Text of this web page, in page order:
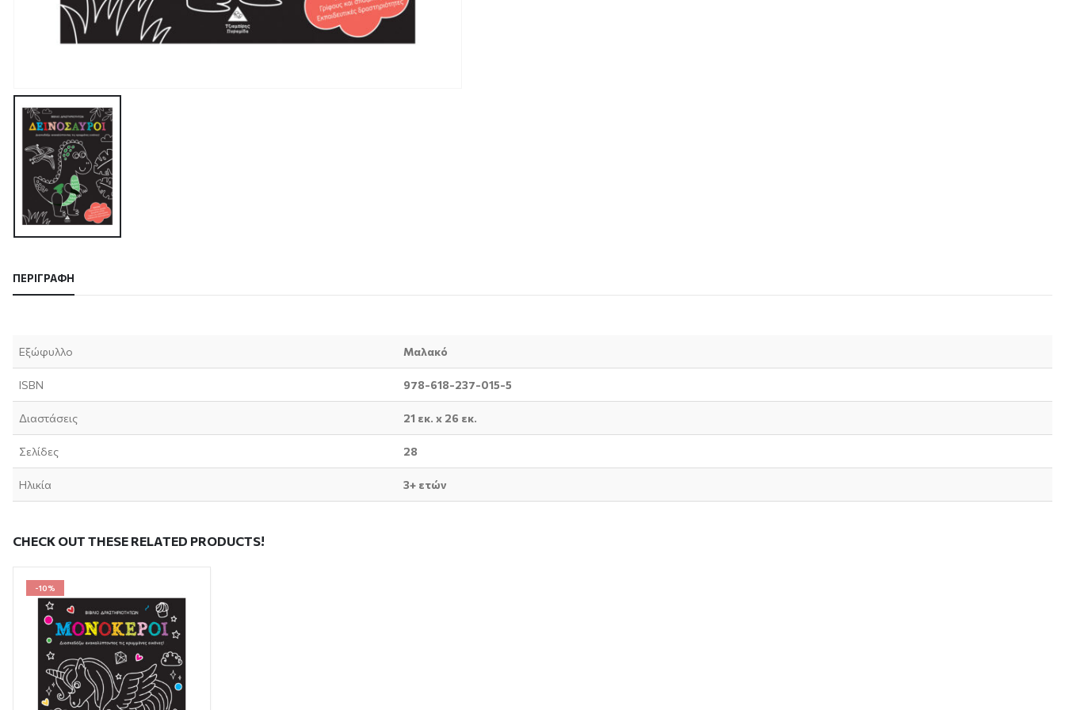
ΠΕΡΙΓΡΑΦΉ
Εξώφυλλο Μαλακό
ISBN 978-618-237-015-5
Διαστάσεις 21 εκ. x 26 εκ.
Σελίδες 28
Ηλικία 3+ ετών
CHECK OUT THESE RELATED PRODUCTS!
-10%